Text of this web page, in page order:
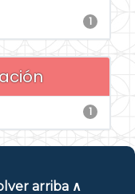
1
1
arriba ∧